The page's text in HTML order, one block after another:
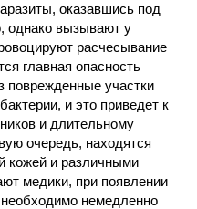
оказавшись под
однако вызывают у
расчесывание
главная опасность
поврежденные участки
и это приведет к
и длительному
очередь, находятся
кожей и различными
медики, при появлении
немедленно